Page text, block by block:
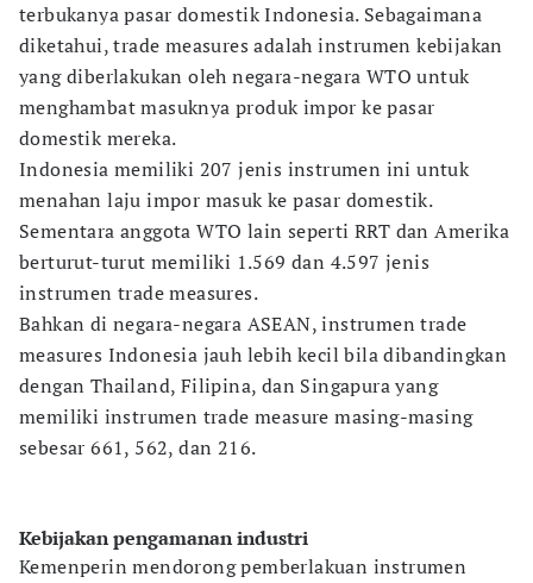
terbukanya pasar domestik Indonesia. Sebagaimana
diketahui, trade measures adalah instrumen kebijakan
yang diberlakukan oleh negara-negara WTO untuk
menghambat masuknya produk impor ke pasar
domestik mereka.
Indonesia memiliki 207 jenis instrumen ini untuk
menahan laju impor masuk ke pasar domestik.
Sementara anggota WTO lain seperti RRT dan Amerika
berturut-turut memiliki 1.569 dan 4.597 jenis
instrumen trade measures.
Bahkan di negara-negara ASEAN, instrumen trade
measures Indonesia jauh lebih kecil bila dibandingkan
dengan Thailand, Filipina, dan Singapura yang
memiliki instrumen trade measure masing-masing
sebesar 661, 562, dan 216.
Kebijakan pengamanan industri
Kemenperin mendorong pemberlakuan instrumen